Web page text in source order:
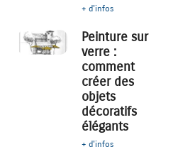
+ d'infos
Peinture sur
verre :
comment
créer des
objets
décoratifs
élégants
+ d'infos